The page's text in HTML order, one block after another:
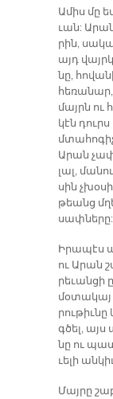
Ա­միս մը
ւան:
րին,
այդ
նը,
մայրն ու
կէն
Ա­րան
լալ,
սին
թեանց
սափ­նե­րը:
Ի­րա­պէս
ու Ա­րան
րե­ւան­ցի
մօ­տա­կայ
գծել,
նը ու
ւե­լի
Մայ­րը